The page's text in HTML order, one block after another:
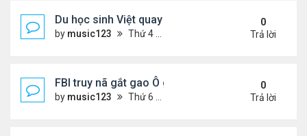
Du học sinh Việt quay lén hơn 100 phụ nữ trong
by music123 Thứ 4 Tháng 3 18, 2026 6:53 pm
0
Trả lời
FBI truy nã gắt gao Ô gốc Việt tại Mỹ
by music123 Thứ 6 Tháng 3 13, 2026 8:33 pm
0
Trả lời